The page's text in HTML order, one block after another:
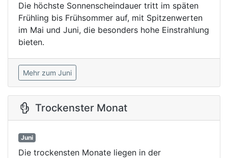
Die höchste Sonnenscheindauer tritt im späten
Frühling bis Frühsommer auf, mit Spitzenwerten
im Mai und Juni, die besonders hohe Einstrahlung
bieten.
Mehr zum Juni
Trockenster Monat
Juni
Die trockensten Monate liegen in der